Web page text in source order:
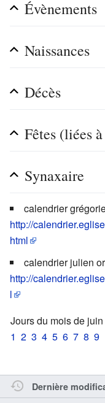
Évènements
Naissances
Décès
Fêtes (liées
Synaxaire
calendrier
http://
html
calendrier julien
http://
l
Jours du mois de juin
1 2 3 4 5 6 7 8 9
Dernière